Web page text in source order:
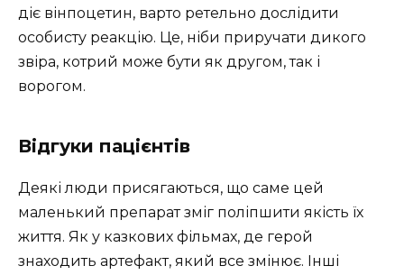
діє вінпоцетин, варто ретельно дослідити
особисту реакцію. Це, ніби приручати дикого
звіра, котрий може бути як другом, так і
ворогом.
Відгуки пацієнтів
Деякі люди присягаються, що саме цей
маленький препарат зміг поліпшити якість їх
життя. Як у казкових фільмах, де герой
знаходить артефакт, який все змінює. Інші